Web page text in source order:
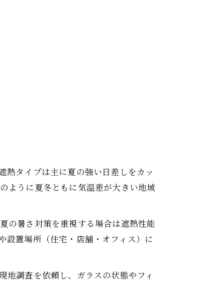
熱タイプは主に夏の強い日差しをカッ
ように夏冬ともに気温差が大きい地域
の暑さ対策を重視する場合は遮熱性能
設置場所（住宅・店舗・オフィス）に
調査を依頼し、ガラスの状態やフィ